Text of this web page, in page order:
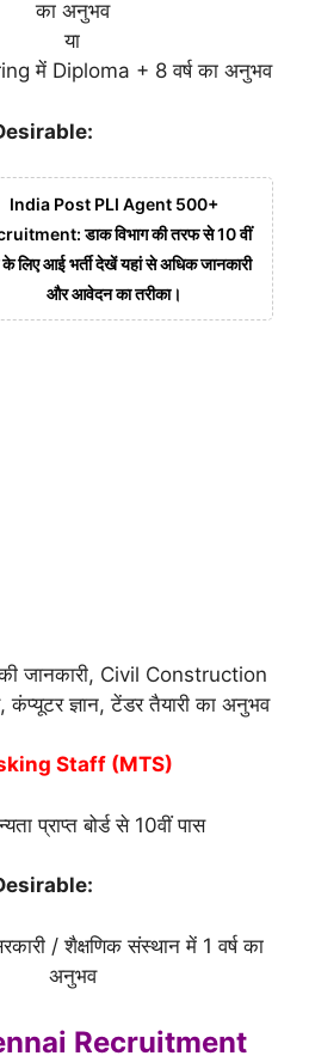
का अनुभव
या
में Diploma + 8 वर्ष का अनुभव
India Post PLI Agent 500+
डाक विभाग की तरफ से 10 वीं
लिए आई भर्ती देखें यहां से अधिक जानकारी
और आवेदन का तरीका।
जानकारी, Civil Construction
ज्ञान, टेंडर तैयारी का अनुभव
Staff (MTS)
प्राप्त बोर्ड से 10वीं पास
/ शैक्षणिक संस्थान में 1 वर्ष का
अनुभव
Recruitment